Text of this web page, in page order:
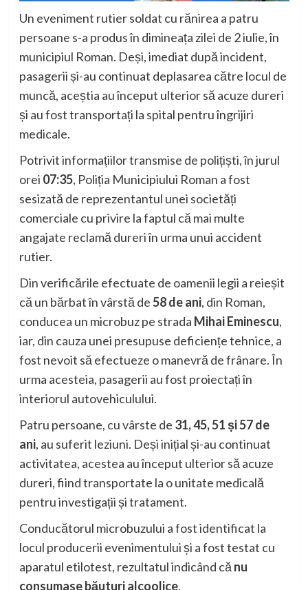
Un eveniment rutier soldat cu rănirea a patru
persoane s-a produs în dimineața zilei de 2 iulie, în
municipiul Roman. Deși, imediat după incident,
pasagerii și-au continuat deplasarea către locul de
muncă, aceștia au început ulterior să acuze dureri
și au fost transportați la spital pentru îngrijiri
medicale.
Potrivit informațiilor transmise de polițiști, în jurul
orei 07:35, Poliția Municipiului Roman a fost
sesizată de reprezentantul unei societăți
comerciale cu privire la faptul că mai multe
angajate reclamă dureri în urma unui accident
rutier.
Din verificările efectuate de oamenii legii a reieșit
că un bărbat în vârstă de58 de ani, din Roman,
conducea un microbuz pe strada Mihai Eminescu,
iar, din cauza unei presupuse deficiențe tehnice, a
fost nevoit să efectueze o manevră de frânare. În
urma acesteia, pasagerii au fost proiectați în
interiorul autovehiculului.
Patru persoane, cu vârste de 31, 45, 51 și 57 de
ani, au suferit leziuni. Deși inițial și-au continuat
activitatea, acestea au început ulterior să acuze
dureri, fiind transportate la o unitate medicală
pentru investigații și tratament.
Conducătorul microbuzului a fost identificat la
locul producerii evenimentului și a fost testat cu
aparatul etilotest, rezultatul indicând că nu
consumase băuturi alcoolice.